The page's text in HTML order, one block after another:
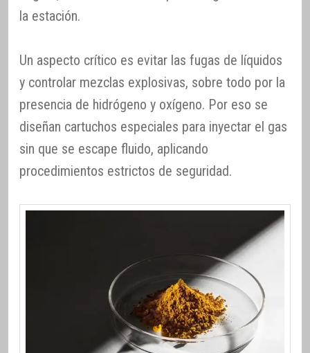
la estación.
Un aspecto crítico es evitar las fugas de líquidos
y controlar mezclas explosivas, sobre todo por la
presencia de hidrógeno y oxígeno. Por eso se
diseñan cartuchos especiales para inyectar el gas
sin que se escape fluido, aplicando
procedimientos estrictos de seguridad.